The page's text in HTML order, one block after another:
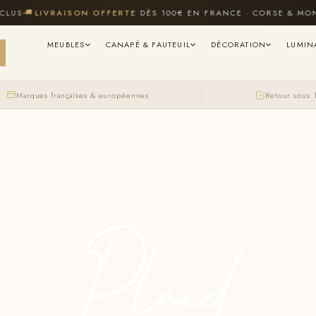
LIVRAISON OFFERTEDÈS 100€ EN FRANCE · CORSE & MONACO
MEUBLES CANAPÉ & FAUTEUIL DÉCORATION
Marques françaises & européennes Retour sous